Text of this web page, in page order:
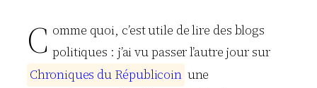
C omme quoi, c’est utile de lire des blogs
politiques : j’ai vu passer l’autre jour sur
Chroniques du Républicoin une